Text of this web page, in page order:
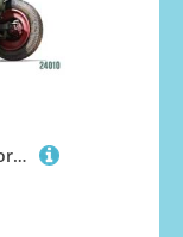
MiniArt 24010 1:24 Dt. Traktor D8506 m. Kabinendach - originalgetreue Nachbildung, Modellbau, Plastik Bausatz, Basteln, Hobby, Kleben, Modellbausatz, Zusammenbauen, unlackiert